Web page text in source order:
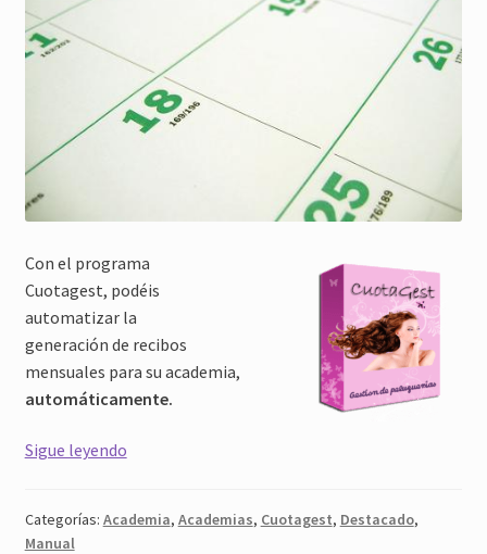
Con el programa
Cuotagest, podéis
automatizar la
generación de recibos
mensuales para su academia,
automáticamente.
Sigue leyendoAcademia
Categorías: Academia, Academias, Cuotagest, Destacado,
Manual